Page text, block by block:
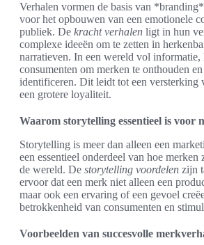
Verhalen vormen de basis van
voor het opbouwen van een emotionele
publiek. De kracht verhalen ligt in hun
complexe ideeën om te zetten in
narratieven. In een wereld vol informatie,
consumenten om merken te onthouden
identificeren. Dit leidt tot een versterking
een grotere loyaliteit.
Waarom storytelling essentieel is voor
Storytelling is meer dan alleen een
een essentieel onderdeel van hoe merken
de wereld. De storytelling voordelen zijn
ervoor dat een merk niet alleen een
maar ook een ervaring of een gevoel
betrokkenheid van consumenten en
Voorbeelden van succesvolle